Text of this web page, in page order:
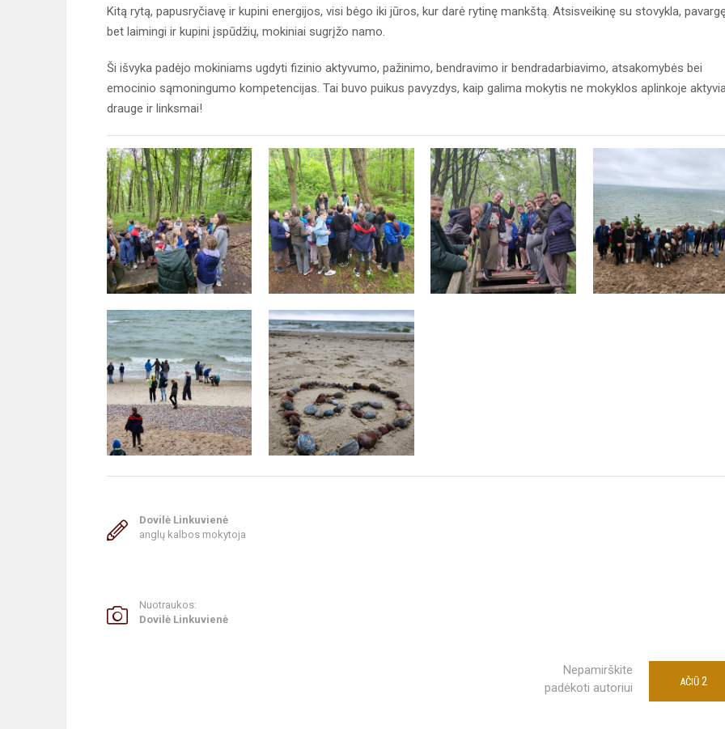
Kitą rytą, papusryčiavę ir kupini energijos, visi bėgo iki jūros, kur darė rytinę mankštą. Atsisveikinę su stovykla,
bet laimingi ir kupini įspūdžių, mokiniai sugrįžo namo.
Ši išvyka padėjo mokiniams ugdyti fizinio aktyvumo, pažinimo, bendravimo ir bendradarbiavimo, atsakomybės bei
emocinio sąmoningumo kompetencijas. Tai buvo puikus pavyzdys, kaip galima mokytis ne mokyklos aplinkoje
drauge ir linksmai!
Dovilė Linkuvienė
anglų kalbos mokytoja
Nuotraukos:
Dovilė Linkuvienė
Nepamirškite
padėkoti autoriui
AČIŪ 2